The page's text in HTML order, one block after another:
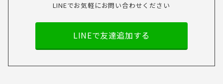
LINEでお気軽にお問い合わせください
LINEで友達追加する